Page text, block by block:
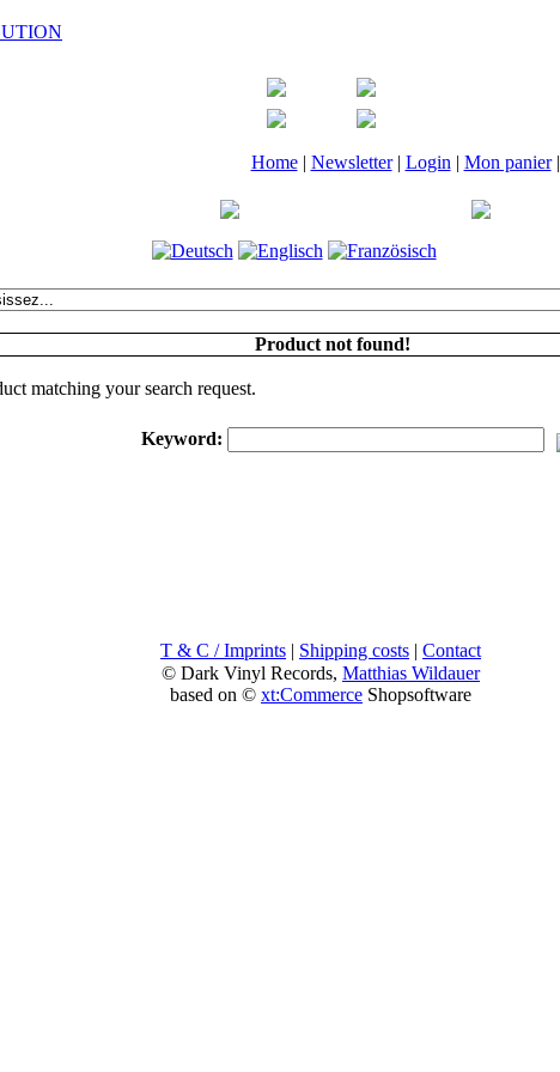
Home| Newsletter| Login | Mon panier|
Product not found!
matching your search request.
Keyword:
T & C / Imprints | Shipping costs | Contact
© Dark Vinyl Records, Matthias Wildauer
based on © xt:Commerce Shopsoftware